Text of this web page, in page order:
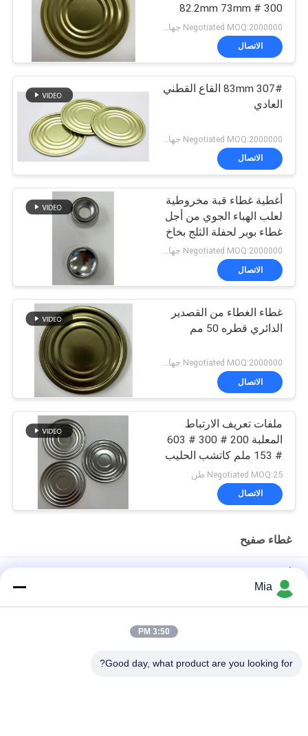
300 # 82.2mm 73mm
علبة من الصفيح
الاتصال
307# 83mm القاع القطني
العادي
الاتصال
أغطية غطاء قبة مخروطية
لعلب الهباء الجوي من أجل
غطاء بوبر لحفلة الثلج بخاخ
الهباء الجوي
Negotiated MOQ:2000000 جهاز كمبيوتر شخصى
الاتصال
غطاء الغطاء من القصدير
الدائري قطره 50 مم
Negotiated MOQ:2000000 جهاز كمبيوتر شخصى
الاتصال
ملفات تعريف الارتباط
المعلبة 200 # 300 # 603
# 153 ملم كاتشب الحليب
لانشون غطاء TIN
Negotiated MOQ:25 طن
الاتصال
غطاء صفيح
التجارية
الجوي
Mia
3:50 PM
Good day, what product are you looking for?